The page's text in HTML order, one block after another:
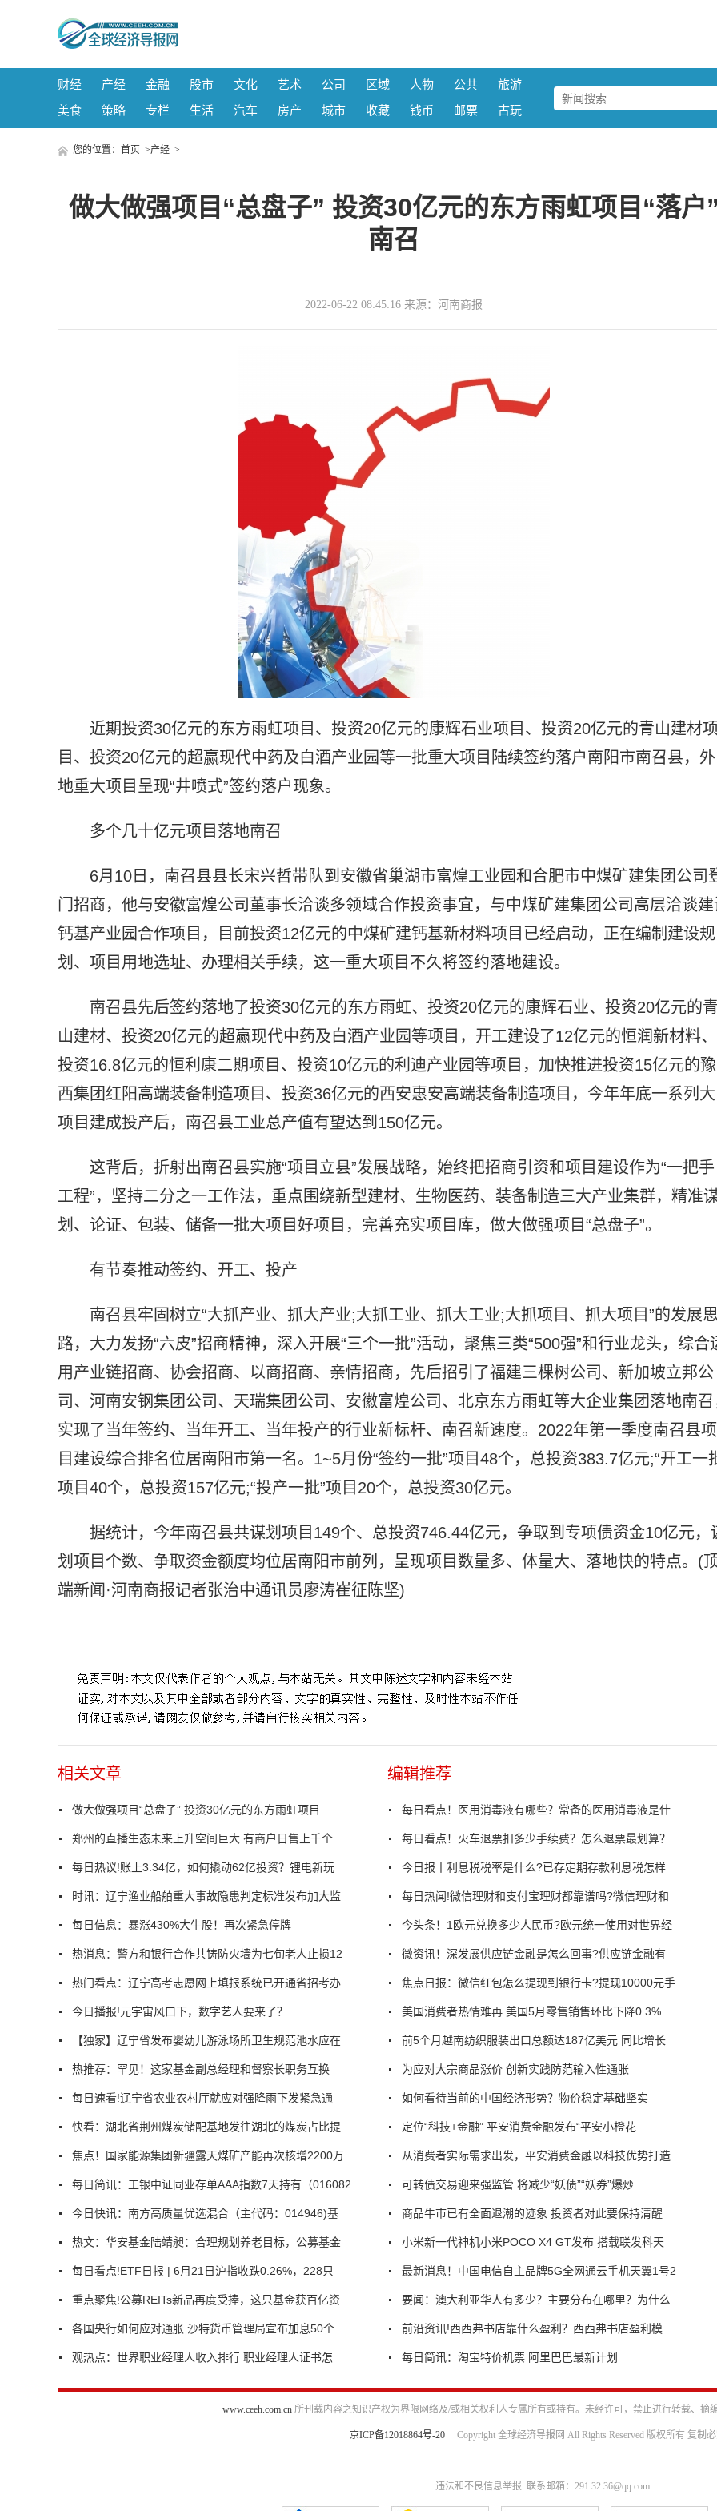
财经 产经 金融 股市 文化 艺术 公司 区域 人物 公共
旅游
美食
策略 专栏 生活 汽车 房产 城市 收藏 钱币 邮票 古玩
您的位置： 首页 >产经 >
做大做强项目“总盘子” 投资30亿元的东方雨虹项目“落户”
南召
2022-06-22 08:45:16 来源：河南商报
近期投资30亿元的东方雨虹项目、投资20亿元的康辉石业项目、投资20亿元的青山建材项
目、投资20亿元的超赢现代中药及白酒产业园等一批重大项目陆续签约落户南阳市南召县，外
地重大项目呈现“井喷式”签约落户现象。
多个几十亿元项目落地南召
6月10日，南召县县长宋兴哲带队到安徽省巢湖市富煌工业园和合肥市中煤矿建集团公司
门招商，他与安徽富煌公司董事长洽谈多领域合作投资事宜，与中煤矿建集团公司高层洽谈建
钙基产业园合作项目，目前投资12亿元的中煤矿建钙基新材料项目已经启动，正在编制建设规
划、项目用地选址、办理相关手续，这一重大项目不久将签约落地建设。
南召县先后签约落地了投资30亿元的东方雨虹、投资20亿元的康辉石业、投资20亿元的青
山建材、投资20亿元的超赢现代中药及白酒产业园等项目，开工建设了12亿元的恒润新材料、
投资16.8亿元的恒利康二期项目、投资10亿元的利迪产业园等项目，加快推进投资15亿元的豫
西集团红阳高端装备制造项目、投资36亿元的西安惠安高端装备制造项目，今年年底一系列大
项目建成投产后，南召县工业总产值有望达到150亿元。
这背后，折射出南召县实施“项目立县”发展战略，始终把招商引资和项目建设作为“一把手
工程”，坚持二分之一工作法，重点围绕新型建材、生物医药、装备制造三大产业集群，精准
划、论证、包装、储备一批大项目好项目，完善充实项目库，做大做强项目“总盘子”。
有节奏推动签约、开工、投产
南召县牢固树立“大抓产业、抓大产业;大抓工业、抓大工业;大抓项目、抓大项目”的发展思
路，大力发扬“六皮”招商精神，深入开展“三个一批”活动，聚焦三类“500强”和行业龙头，综合
用产业链招商、协会招商、以商招商、亲情招商，先后招引了福建三棵树公司、新加坡立邦公
司、河南安钢集团公司、天瑞集团公司、安徽富煌公司、北京东方雨虹等大企业集团落地南召
实现了当年签约、当年开工、当年投产的行业新标杆、南召新速度。2022年第一季度南召县项
目建设综合排名位居南阳市第一名。1~5月份“签约一批”项目48个，总投资383.7亿元;“开工一
项目40个，总投资157亿元;“投产一批”项目20个，总投资30亿元。
据统计，今年南召县共谋划项目149个、总投资746.44亿元，争取到专项债资金10亿元，
划项目个数、争取资金额度均位居南阳市前列，呈现项目数量多、体量大、落地快的特点。(
端新闻·河南商报记者张治中通讯员廖涛崔征陈坚)
相关文章
做大做强项目“总盘子” 投资30亿元的东方雨虹项目
郑州的直播生态未来上升空间巨大 有商户日售上千个
每日热议!账上3.34亿，如何撬动62亿投资？锂电新玩
时讯：辽宁渔业船舶重大事故隐患判定标准发布加大监
每日信息：暴涨430%大牛股！再次紧急停牌
热消息：警方和银行合作共铸防火墙为七旬老人止损12
热门看点：辽宁高考志愿网上填报系统已开通省招考办
今日播报!元宇宙风口下，数字艺人要来了？
【独家】辽宁省发布婴幼儿游泳场所卫生规范池水应在
热推荐：罕见！这家基金副总经理和督察长职务互换
每日速看!辽宁省农业农村厅就应对强降雨下发紧急通
快看：湖北省荆州煤炭储配基地发往湖北的煤炭占比提
焦点！国家能源集团新疆露天煤矿产能再次核增2200万
每日简讯：工银中证同业存单AAA指数7天持有（016082
今日快讯：南方高质量优选混合（主代码：014946)基
热文：华安基金陆靖昶：合理规划养老目标，公募基金
每日看点!ETF日报 | 6月21日沪指收跌0.26%，228只
重点聚焦!公募REITs新品再度受捧，这只基金获百亿资
各国央行如何应对通胀 沙特货币管理局宣布加息50个
观热点：世界职业经理人收入排行 职业经理人证书怎
编辑推荐
每日看点！医用消毒液有哪些？常备的医用消毒液是什
每日看点！火车退票扣多少手续费？怎么退票最划算？
今日报丨利息税税率是什么?已存定期存款利息税怎样
每日热闻!微信理财和支付宝理财都靠谱吗?微信理财和
今头条！1欧元兑换多少人民币?欧元统一使用对世界经
微资讯！深发展供应链金融是怎么回事?供应链金融有
焦点日报：微信红包怎么提现到银行卡?提现10000元手
美国消费者热情难再 美国5月零售销售环比下降0.3%
前5个月越南纺织服装出口总额达187亿美元 同比增长
为应对大宗商品涨价 创新实践防范输入性通胀
如何看待当前的中国经济形势？物价稳定基础坚实
定位“科技+金融” 平安消费金融发布“平安小橙花
从消费者实际需求出发，平安消费金融以科技优势打造
可转债交易迎来强监管 将减少“妖债”“妖券”爆炒
商品牛市已有全面退潮的迹象 投资者对此要保持清醒
小米新一代神机小米POCO X4 GT发布 搭载联发科天
最新消息！中国电信自主品牌5G全网通云手机天翼1号2
要闻：澳大利亚华人有多少？主要分布在哪里？为什么
前沿资讯!西西弗书店靠什么盈利？西西弗书店盈利模
每日简讯：淘宝特价机票 阿里巴巴最新计划
www.ceeh.com.cn所刊载内容之知识产权为界限网络及/或相关权利人专属所有或持有。未经许可，禁止进行转载、摘
京ICP备12018864号-20 Copyright 全球经济导报网 All Rights Reserved 版权所有 复制
违法和不良信息举报 联系邮箱：291 32 36@qq.com